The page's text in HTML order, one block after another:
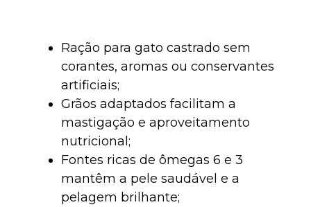
Ração para gato castrado sem
corantes, aromas ou conservantes
artificiais;
Grãos adaptados facilitam a
mastigação e aproveitamento
nutricional;
Fontes ricas de ômegas 6 e 3
mantêm a pele saudável e a
pelagem brilhante;